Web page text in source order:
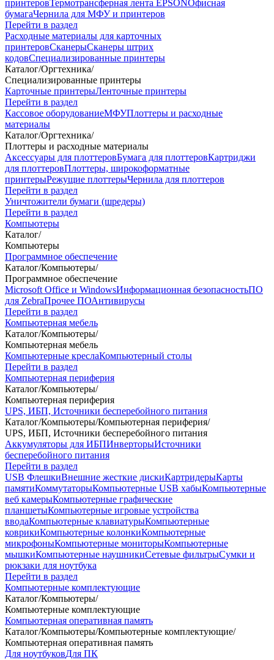
принтеровТермотрансферная лента EPSONОфисная
бумагаЧернила для МФУ и принтеров
Перейти в раздел
Расходные материалы для карточных
принтеровСканерыСканеры штрих
кодовСпециализированные принтеры
Каталог/Оргтехника/
Специализированные принтеры
Карточные принтерыЛенточные принтеры
Перейти в раздел
Кассовое оборудованиеМФУПлоттеры и расходные
материалы
Каталог/Оргтехника/
Плоттеры и расходные материалы
Аксессуары для плоттеровБумага для плоттеровКартриджи
для плоттеровПлоттеры, широкоформатные
принтерыРежущие плоттерыЧернила для плоттеров
Перейти в раздел
Уничтожители бумаги (шредеры)
Перейти в раздел
Компьютеры
Каталог/
Компьютеры
Программное обеспечение
Каталог/Компьютеры/
Программное обеспечение
Microsoft Office и WindowsИнформационная безопасностьПО
для ZebraПрочее ПОАнтивирусы
Перейти в раздел
Компьютерная мебель
Каталог/Компьютеры/
Компьютерная мебель
Компьютерные креслаКомпьютерный столы
Перейти в раздел
Компьютерная периферия
Каталог/Компьютеры/
Компьютерная периферия
UPS, ИБП, Источники бесперебойного питания
Каталог/Компьютеры/Компьютерная периферия/
UPS, ИБП, Источники бесперебойного питания
Аккумуляторы для ИБПИнверторыИсточники
бесперебойного питания
Перейти в раздел
USB ФлешкиВнешние жесткие дискиКартридерыКарты
памятиКоммутаторыКомпьютерные USB хабыКомпьютерные
веб камерыКомпьютерные графические
планшетыКомпьютерные игровые устройства
вводаКомпьютерные клавиатурыКомпьютерные
коврикиКомпьютерные колонкиКомпьютерные
микрофоныКомпьютерные мониторыКомпьютерные
мышкиКомпьютерные наушникиСетевые фильтрыСумки и
рюкзаки для ноутбука
Перейти в раздел
Компьютерные комплектующие
Каталог/Компьютеры/
Компьютерные комплектующие
Компьютерная оперативная память
Каталог/Компьютеры/Компьютерные комплектующие/
Компьютерная оперативная память
Для ноутбуковДля ПК